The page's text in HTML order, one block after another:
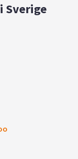
Sverige